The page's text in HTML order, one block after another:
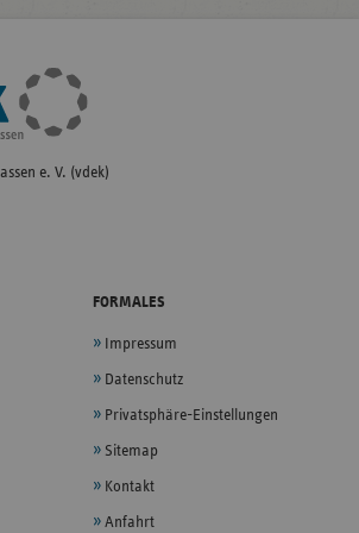
e. V. (vdek)
FORMALES
Impressum
Datenschutz
Privatsphäre-Einstellungen
Sitemap
Kontakt
Anfahrt